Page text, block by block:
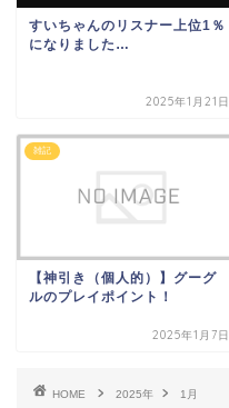
すいちゃんのリスナー上位1％
になりました…
2025年1月21日
雑記
【神引き（個人的）】グーグ
ルのプレイポイント！
2025年1月7日
HOME 2025年 1月